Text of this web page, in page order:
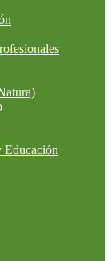
Educación